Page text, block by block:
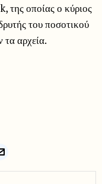
της οποίας ο κύριος
του ποσοτικού
αρχεία.